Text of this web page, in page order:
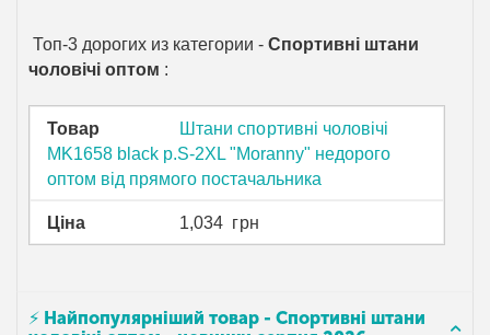
Топ-3 дорогих из категории -Спортивні штани
чоловічі оптом :
Товар
Штани спортивні чоловічі
MK1658 black р.S-2XL "Moranny" недорого
оптом від прямого постачальника
Ціна 1,034 грн
⚡ Найпопулярніший товар - Спортивні штани